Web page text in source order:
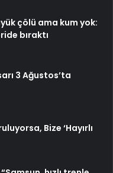
çölü ama kum yok:
bıraktı
3 Ağustos’ta
Bize ‘Hayırlı